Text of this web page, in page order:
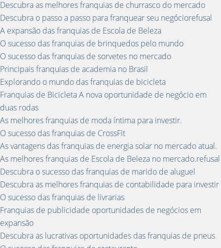
Descubra as melhores franquias de churrasco do mercado
Descubra o passo a passo para franquear seu negóciorefusal
A expansão das franquias de Escola de Beleza
O sucesso das franquias de brinquedos pelo mundo
O sucesso das franquias de sorvetes no mercado
Principais franquias de academia no Brasil
Explorando o mundo das franquias de bicicleta
Franquias de Bicicleta A nova oportunidade de negócio em
duas rodas
As melhores franquias de moda íntima para investir.
O sucesso das franquias de CrossFit
As vantagens das franquias de energia solar no mercado atual.
As melhores franquias de Escola de Beleza no mercado.refusal
Descubra o sucesso das franquias de marido de aluguel
Descubra as melhores franquias de contabilidade para investir
O sucesso das franquias de livrarias
Franquias de publicidade oportunidades de negócios em
expansão
Descubra as lucrativas oportunidades das franquias de pneus